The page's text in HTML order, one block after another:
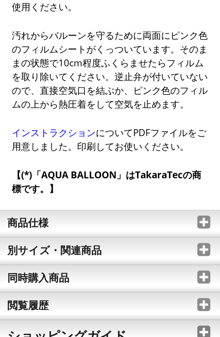
使用ください。
汚れからバルーンを守るために両面にピンク色
のフィルムシートがくっついています。そのま
まの状態で10cm程度ふくらませたらフィルム
を取り除いてください。逆止弁が付いていない
ので、直接空気口を結ぶか、ピンク色のフィル
ムの上から熱圧着をして空気を止めます。
インストラクションについてPDFファイルをご
用意しました。印刷してお使いください。
(*)「AQUA BALLOON」はTakaraTecの商
標です。
商品仕様
別サイズ・関連商品
同時購入商品
閲覧履歴